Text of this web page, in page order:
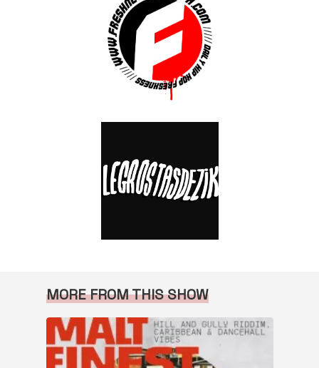
MORE FROM THIS SHOW